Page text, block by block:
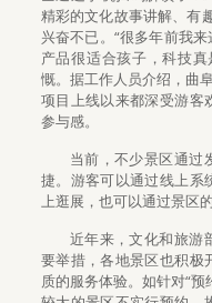
精彩的文化故事讲解、有
兴奋不已。“很多年前我
产品很适合孩子，科技
慨。据工作人员介绍，曲
项目上线以来都深受游客
参与感。
当前，不少景区通过
捷。游客可以通过线上系
上逛展，也可以通过景区
近年来，文化和旅游
要举措，各地景区也积极
质的服务体验。如针对“